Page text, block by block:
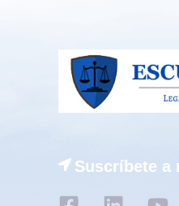
Suscríbete a